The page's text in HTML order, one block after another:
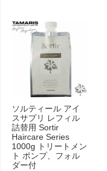
ソルティール アイ
スサプリ レフィル
詰替用 Sortir
Haircare Series
1000g トリートメン
ト ポンプ、フォル
ダー付